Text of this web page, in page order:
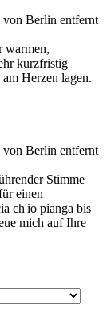
von Berlin entfernt
warmen,
kurzfristig
Herzen lagen.
von Berlin entfernt
Stimme
einen
ch'io pianga bis
mich auf Ihre